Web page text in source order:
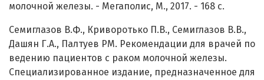
молочной железы. - Мегаполис, М., 2017. - 168 с.
Семиглазов В.Ф., Криворотько П.В., Семиглазов В.В.,
Дашян Г.А., Палтуев РМ. Рекомендации для врачей по
ведению пациентов с раком молочной железы.
Специализированное издание, предназначенное для